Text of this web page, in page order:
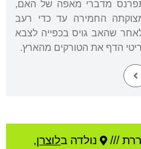
מדברי מאפה של האם,
החמירה עד כדי רעב
שהאב גויס בכפייה לצבא
הדף את הטורקים מהארץ.
/// נולדה בלוצרן,